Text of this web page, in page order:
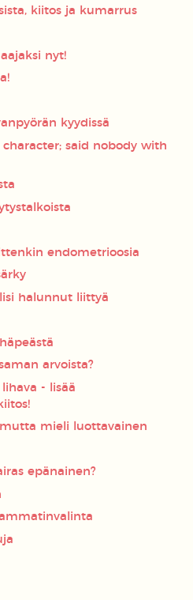
kiitos ja kumarrus
nyt!
kyydissä
character; said nobody with
endometrioosia
halunnut liittyä
arvoista?
- lisää
mieli luottavainen
epänainen?